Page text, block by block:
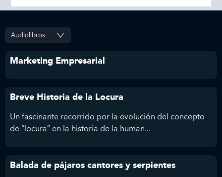
Marketing Empresarial
Breve Historia de la Locura
Un fascinante recorrido por la evolución del concepto
de “locura” en la historia de la human...
Balada de pájaros cantores y serpientes